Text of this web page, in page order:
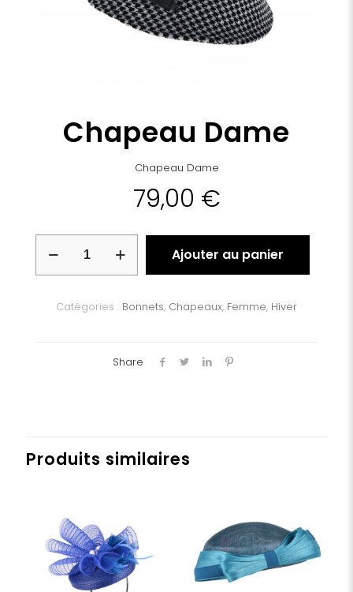
Chapeau Dame
Chapeau Dame
79,00 €
Chapeau
Ajouter au panier
Catégories : Bonnets, Chapeaux, Femme, Hiver
Share
Produits similaires